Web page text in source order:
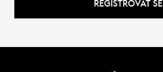
REGISTROVAT SE